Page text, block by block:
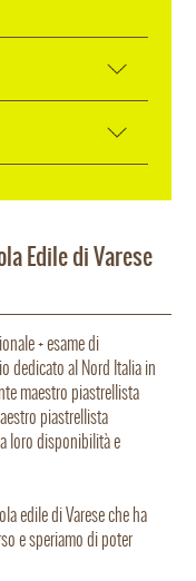
Edile di Varese
+ esame di
dedicato al Nord Italia in
maestro piastrellista
piastrellista
loro disponibilità e
edile di Varese che ha
e speriamo di poter